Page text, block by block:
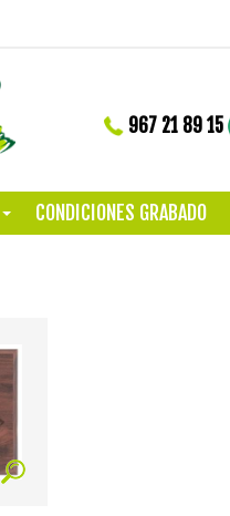
967 21 89 15
CONDICIONES GRABADO